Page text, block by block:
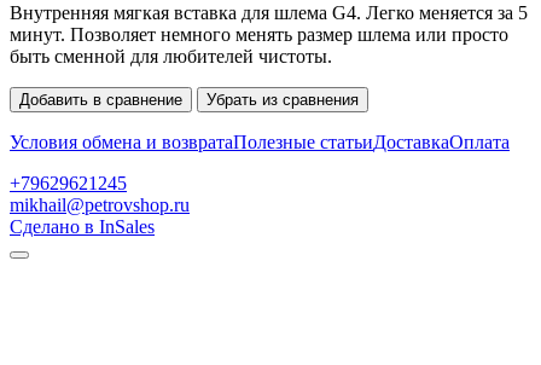
Внутренняя мягкая вставка для шлема G4. Легко меняется за 5
минут. Позволяет немного менять размер шлема или просто
быть сменной для любителей чистоты.
Добавить в сравнение Убрать из сравнения
Условия обмена и возвратаПолезные статьиДоставкаОплата
+79629621245
mikhail@petrovshop.ru
Сделано в InSales